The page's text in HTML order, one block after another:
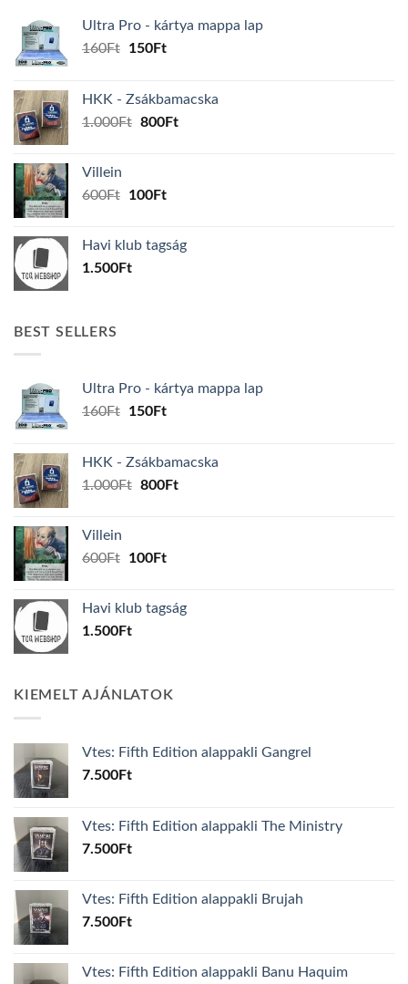
Ultra Pro - kártya mappa lap
160Ft
Original
160Ft.
150FtCurrent
150Ft.
HKK - Zsákbamacska
1.000Ft Original
800FtCurrent
Villein
600Ft
Original
600Ft.
100FtCurrent
100Ft.
Havi klub tagság
1.500Ft
BEST SELLERS
Ultra Pro - kártya mappa lap
160Ft
Original
160Ft.
150FtCurrent
150Ft.
HKK - Zsákbamacska
1.000Ft Original
800FtCurrent
Villein
600Ft
Original
600Ft.
100FtCurrent
100Ft.
Havi klub tagság
1.500Ft
KIEMELT AJÁNLATOK
Vtes: Fifth Edition alappakli Gangrel
7.500Ft
Vtes: Fifth Edition alappakli The Ministry
7.500Ft
Vtes: Fifth Edition alappakli Brujah
7.500Ft
Vtes: Fifth Edition alappakli Banu Haquim